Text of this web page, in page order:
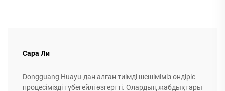
Сара Ли
Dongguang Huayu-дан алған тиімді шешіміміз өндіріс
процесімізді түбегейлі өзгертті. Олардың жабдықтары